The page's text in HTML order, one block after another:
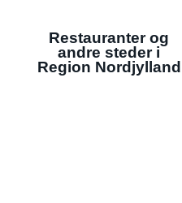
Restauranter og
andre steder i
Region Nordjylland